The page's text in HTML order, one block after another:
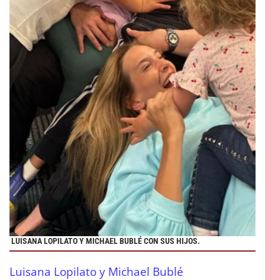
LUISANA LOPILATO Y MICHAEL BUBLÉ CON SUS HIJOS.
Luisana Lopilato y Michael Bublé